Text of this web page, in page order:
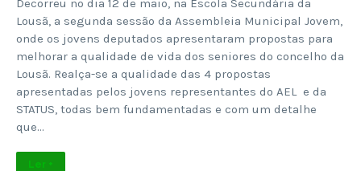
Lousã, a segunda sessão da Assembleia Municipal Jovem,
onde os jovens deputados apresentaram propostas para
melhorar a qualidade de vida dos seniores do concelho da
Lousã. Realça-se a qualidade das 4 propostas
apresentadas pelos jovens representantes do AEL e da
STATUS, todas bem fundamentadas e com um detalhe
que…
Ler +